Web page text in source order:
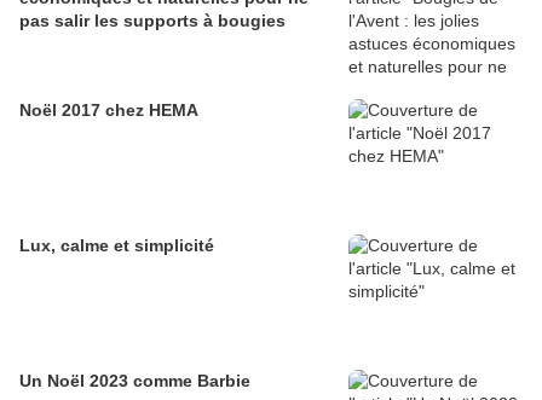
pas salir les supports à bougies
Noël 2017 chez HEMA
Lux, calme et simplicité
Un Noël 2023 comme Barbie